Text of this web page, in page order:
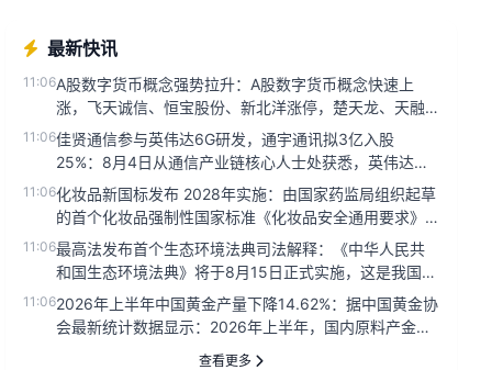
最新快讯
11:06A股数字货币概念强势拉升：A股数字货币概念快速上
涨，飞天诚信、恒宝股份、新北洋涨停，楚天龙、天融
信、优博讯、创识科技涨超...
11:06佳贤通信参与英伟达6G研发，通宇通讯拟3亿入股
25%：8月4日从通信产业链核心人士处获悉，英伟达正
在加速进入电信运营商市...
11:06化妆品新国标发布 2028年实施：由国家药监局组织起草
的首个化妆品强制性国家标准《化妆品安全通用要求》
今天发布，将于20...
11:06最高法发布首个生态环境法典司法解释：《中华人民共
和国生态环境法典》将于8月15日正式实施，这是我国第
二部以‘法典’命名的...
11:062026年上半年中国黄金产量下降14.62%：据中国黄金协
会最新统计数据显示：2026年上半年，国内原料产金
查看更多